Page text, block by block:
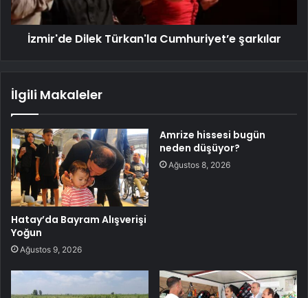
İzmir'de Dilek Türkan'la Cumhuriyet’e şarkılar
İlgili Makaleler
Hatay’da Bayram Alışverişi
Yoğun
Ağustos 9, 2026
Amrize hissesi bugün
neden düşüyor?
Ağustos 8, 2026